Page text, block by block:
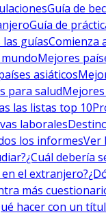
Guía de
Guía de
guíasComienza
Mejores
asiáticos
para salud
las listas top 10
laborales
los informesVer
¿Cuál debería
el extranjero?
más
hacer con un